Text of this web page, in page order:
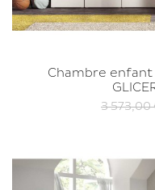
Chambre
3 573,00